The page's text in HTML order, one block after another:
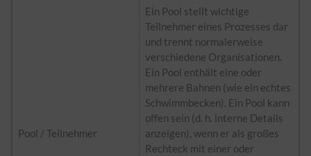
Pool / Teilnehmer
Ein Pool stellt wichtige
Teilnehmer eines Prozesses dar
und trennt normalerweise
verschiedene Organisationen.
Ein Pool enthält eine oder
mehrere Bahnen (wie ein echtes
Schwimmbecken). Ein Pool kann
offen sein (d. h. interne Details
anzeigen), wenn er als großes
Rechteck mit einer oder